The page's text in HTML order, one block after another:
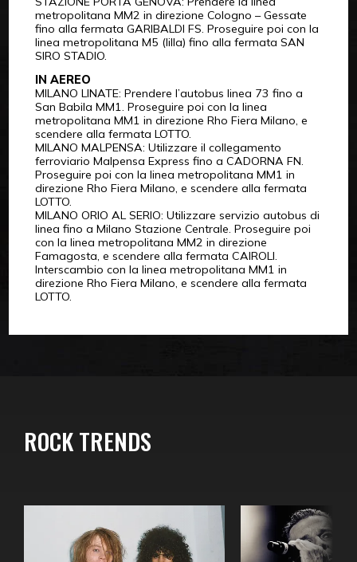
metropolitana MM2 in direzione Cologno – Gessate
fino alla fermata GARIBALDI FS. Proseguire poi con la
linea metropolitana M5 (lilla) fino alla fermata SAN
SIRO STADIO.
IN AEREO
MILANO LINATE: Prendere l’autobus linea 73 fino a
San Babila MM1. Proseguire poi con la linea
metropolitana MM1 in direzione Rho Fiera Milano, e
scendere alla fermata LOTTO.
MILANO MALPENSA: Utilizzare il collegamento
ferroviario Malpensa Express fino a CADORNA FN.
Proseguire poi con la linea metropolitana MM1 in
direzione Rho Fiera Milano, e scendere alla fermata
LOTTO.
MILANO ORIO AL SERIO: Utilizzare servizio autobus di
linea fino a Milano Stazione Centrale. Proseguire poi
con la linea metropolitana MM2 in direzione
Famagosta, e scendere alla fermata CAIROLI.
Interscambio con la linea metropolitana MM1 in
direzione Rho Fiera Milano, e scendere alla fermata
LOTTO.
ROCK TRENDS